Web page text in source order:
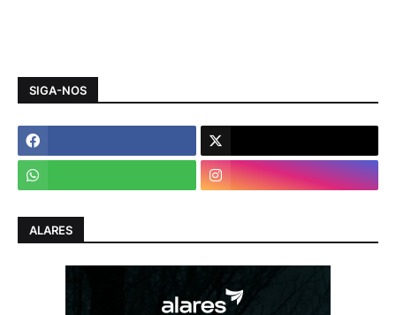
SIGA-NOS
ALARES